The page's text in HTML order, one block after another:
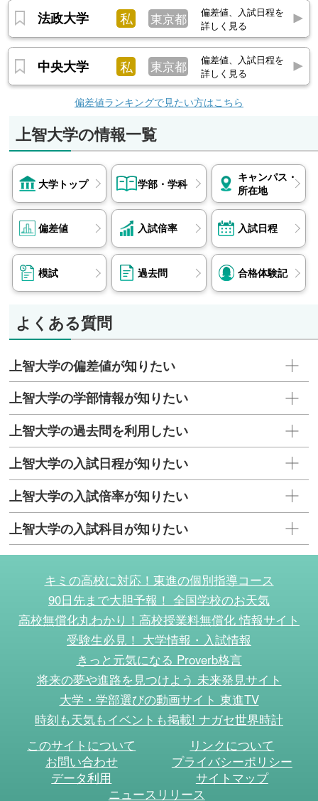
法政大学 私 東京都
偏差値、入試日程を
詳しく見る
中央大学 私 東京都
偏差値、入試日程を
詳しく見る
偏差値ランキングで見たい方はこちら
上智大学の情報一覧
大学トップ 学部・学科
キャンパス・
所在地
偏差値 入試倍率 入試日程
模試 過去問 合格体験記
よくある質問
上智大学の偏差値が知りたい
上智大学の学部情報が知りたい
上智大学の過去問を利用したい
上智大学の入試日程が知りたい
上智大学の入試倍率が知りたい
上智大学の入試科目が知りたい
キミの高校に対応！東進の個別指導コース
90日先まで大胆予報！ 全国学校のお天気
高校無償化丸わかり！高校授業料無償化 情報サイト
受験生必見！ 大学情報・入試情報
きっと元気になる Proverb格言
将来の夢や進路を見つけよう 未来発見サイト
大学・学部選びの動画サイト 東進TV
時刻も天気もイベントも掲載! ナガセ世界時計
このサイトについて
リンクについて
お問い合わせ
プライバシーポリシー
データ利用
サイトマップ
ニュースリリース